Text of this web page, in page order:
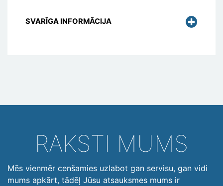
SVARĪGA INFORMĀCIJA
RAKSTI MUMS
Mēs vienmēr cenšamies uzlabot gan servisu, gan vidi
mums apkārt, tādēļ Jūsu atsauksmes mums ir